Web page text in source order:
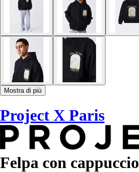
Mostra di più
Project X Paris
Felpa con cappuccio